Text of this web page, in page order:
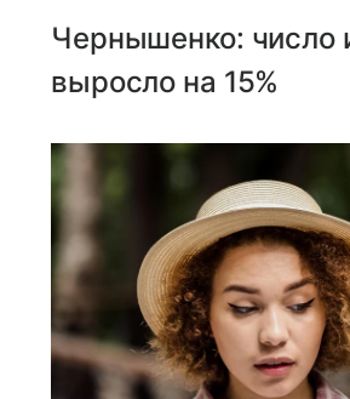
Чернышенко: число
выросло на 15%